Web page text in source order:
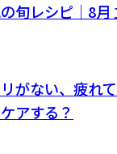
旬レシピ｜8月
がない、疲れ
アする？